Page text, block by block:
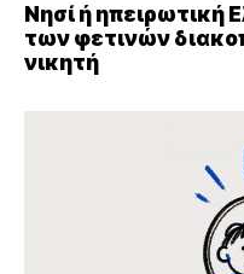
Νησί ή ηπειρωτική
των φετινών
νικητή